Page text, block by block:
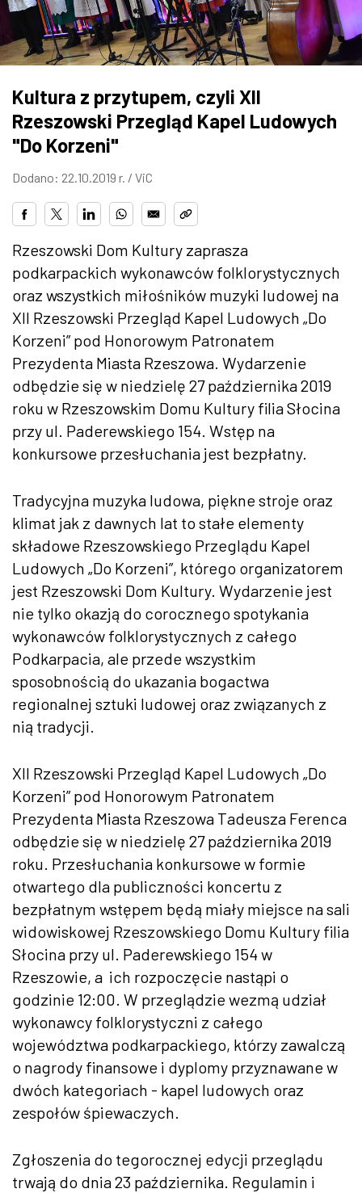
ZDJĘCIA
W RZESZOWIE
Kultura z przytupem, czyli XII
Rzeszowski Przegląd Kapel Ludowych
"Do Korzeni"
Dodano: 22.10.2019 r. / ViC
Rzeszowski Dom Kultury zaprasza
podkarpackich wykonawców folklorystycznych
oraz wszystkich miłośników muzyki ludowej na
XII Rzeszowski Przegląd Kapel Ludowych „Do
Korzeni” pod Honorowym Patronatem
Prezydenta Miasta Rzeszowa. Wydarzenie
odbędzie się w niedzielę 27 października 2019
roku w Rzeszowskim Domu Kultury filia Słocina
przy ul. Paderewskiego 154. Wstęp na
konkursowe przesłuchania jest bezpłatny.
Tradycyjna muzyka ludowa, piękne stroje oraz
klimat jak z dawnych lat to stałe elementy
składowe Rzeszowskiego Przeglądu Kapel
Ludowych „Do Korzeni”, którego organizatorem
jest Rzeszowski Dom Kultury. Wydarzenie jest
nie tylko okazją do corocznego spotykania
wykonawców folklorystycznych z całego
Podkarpacia, ale przede wszystkim
sposobnością do ukazania bogactwa
regionalnej sztuki ludowej oraz związanych z
nią tradycji.
XII Rzeszowski Przegląd Kapel Ludowych „Do
Korzeni” pod Honorowym Patronatem
Prezydenta Miasta Rzeszowa Tadeusza Ferenca
odbędzie się w niedzielę 27 października 2019
roku. Przesłuchania konkursowe w formie
otwartego dla publiczności koncertu z
bezpłatnym wstępem będą miały miejsce na sali
widowiskowej Rzeszowskiego Domu Kultury filia
Słocina przy ul. Paderewskiego 154 w
Rzeszowie, a ich rozpoczęcie nastąpi o
godzinie 12:00. W przeglądzie wezmą udział
wykonawcy folklorystyczni z całego
województwa podkarpackiego, którzy zawalczą
o nagrody finansowe i dyplomy przyznawane w
dwóch kategoriach - kapel ludowych oraz
zespołów śpiewaczych.
Zgłoszenia do tegorocznej edycji przeglądu
trwają do dnia 23 października. Regulamin i